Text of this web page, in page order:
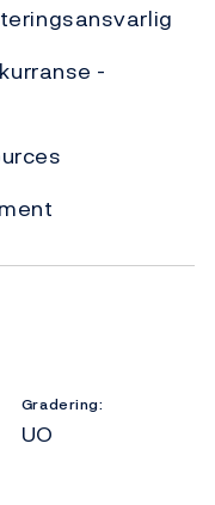
-
Gradering:
UO